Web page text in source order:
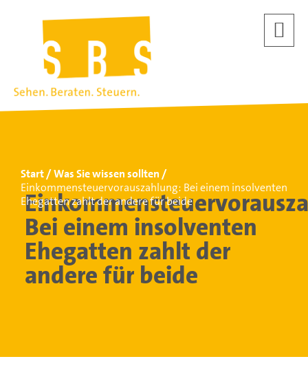
Start
Was Sie wissen sollten
Einkommensteuervorauszahlung: Bei einem insolventen
Ehegatten zahlt der andere für beide
Bei einem insolventen
Ehegatten zahlt der
andere für beide